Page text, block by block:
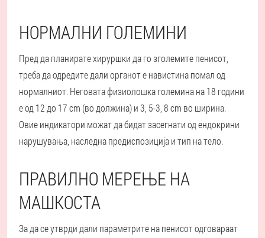
НОРМАЛНИ ГОЛЕМИНИ
Пред да планирате хируршки да го зголемите пенисот,
треба да одредите дали органот е навистина помал од
нормалниот. Неговата физиолошка големина на 18 години
е од 12 до 17 cm (во должина) и 3, 5-3, 8 cm во ширина.
Овие индикатори можат да бидат засегнати од ендокрини
нарушувања, наследна предиспозиција и тип на тело.
ПРАВИЛНО МЕРЕЊЕ НА
МАШКОСТА
За да се утврди дали параметрите на пенисот одговараат